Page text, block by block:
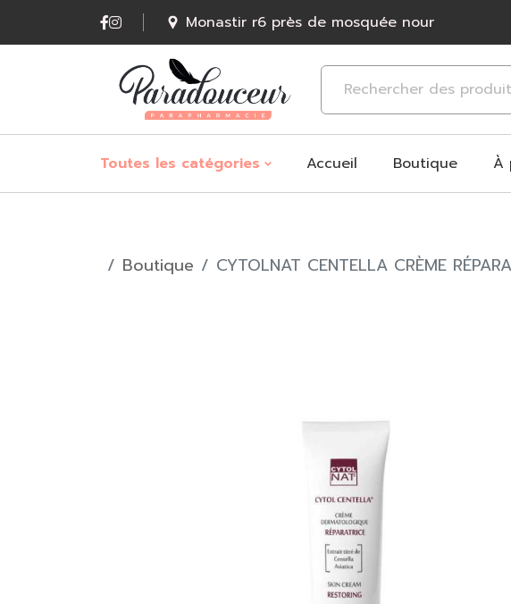
Monastir r6 près de mosquée nour
Toutes les catégories Accueil Boutique À
Boutique CYTOLNAT CENTELLA CRÈME